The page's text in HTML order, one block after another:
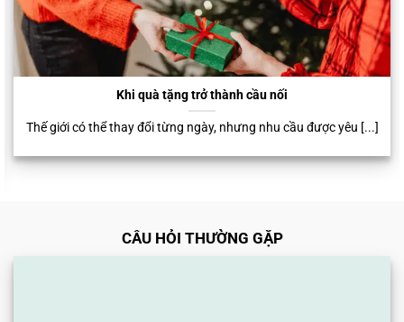
Khi quà tặng trở thành cầu nối
Thế giới có thể thay đổi từng ngày, nhưng nhu cầu được yêu [...]
CÂU HỎI THƯỜNG GẶP